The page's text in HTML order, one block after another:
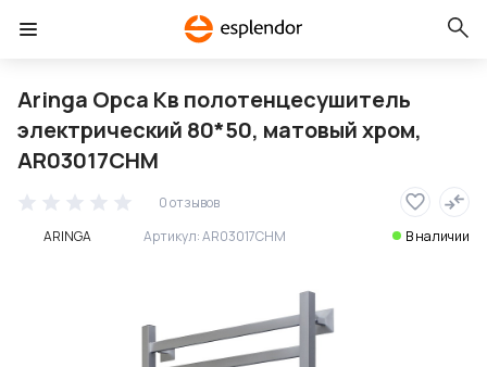
Aringa Орса Кв полотенцесушитель
электрический 80*50, матовый хром,
AR03017CHM
0 отзывов
ARINGA
Артикул:AR03017CHM В наличии